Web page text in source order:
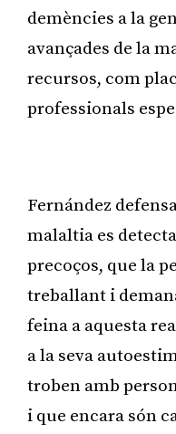
demències a la
avançades de la
recursos, com
professionals
Fernández
malaltia es
precoços, que la
treballant i
feina a aquesta
a la seva
troben amb
i que encara són